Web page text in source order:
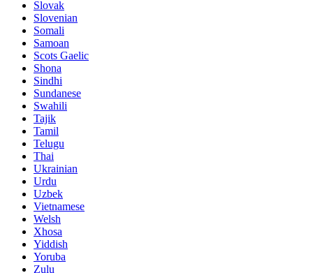
Slovak
Slovenian
Somali
Samoan
Scots Gaelic
Shona
Sindhi
Sundanese
Swahili
Tajik
Tamil
Telugu
Thai
Ukrainian
Urdu
Uzbek
Vietnamese
Welsh
Xhosa
Yiddish
Yoruba
Zulu